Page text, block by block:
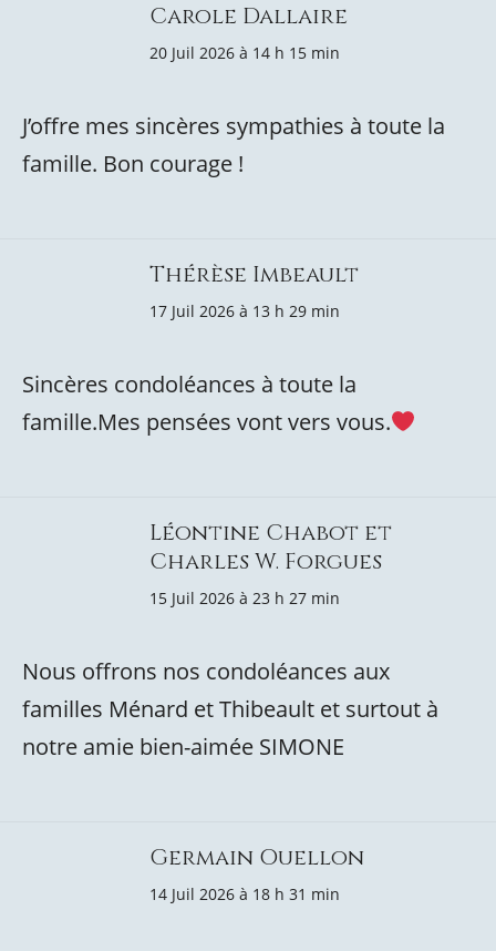
Carole Dallaire
20 Juil 2026 à 14 h 15 min
J’offre mes sincères sympathies à toute la
famille. Bon courage !
Thérèse Imbeault
17 Juil 2026 à 13 h 29 min
Sincères condoléances à toute la
famille.Mes pensées vont vers vous.
Léontine Chabot et
Charles W. Forgues
15 Juil 2026 à 23 h 27 min
Nous offrons nos condoléances aux
familles Ménard et Thibeault et surtout à
notre amie bien-aimée SIMONE
Germain Ouellon
14 Juil 2026 à 18 h 31 min